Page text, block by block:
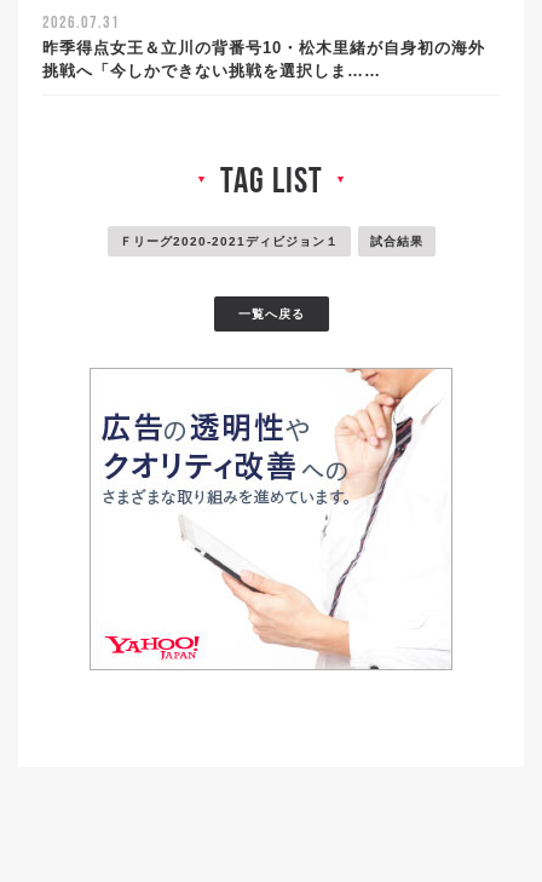
2026.07.31
昨季得点女王＆立川の背番号10・松木里緒が自身初の海外
挑戦へ「今しかできない挑戦を選択しま……
▼ tag list ▼
Ｆリーグ2020-2021ディビジョン１ 試合結果
一覧へ戻る